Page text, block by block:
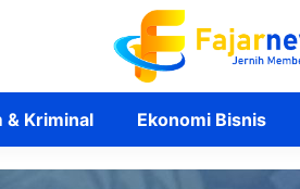
& Kriminal Ekonomi Bisnis